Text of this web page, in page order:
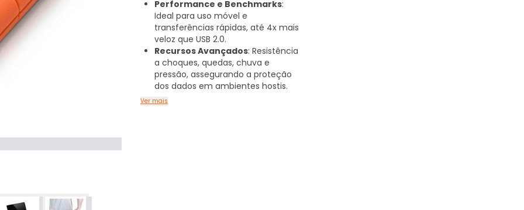
Performance e Benchmarks:
Ideal para uso móvel e
transferências rápidas, até 4x mais
veloz que USB 2.0.
Recursos Avançados: Resistência
a choques, quedas, chuva e
pressão, assegurando a proteção
dos dados em ambientes hostis.
Ver mais